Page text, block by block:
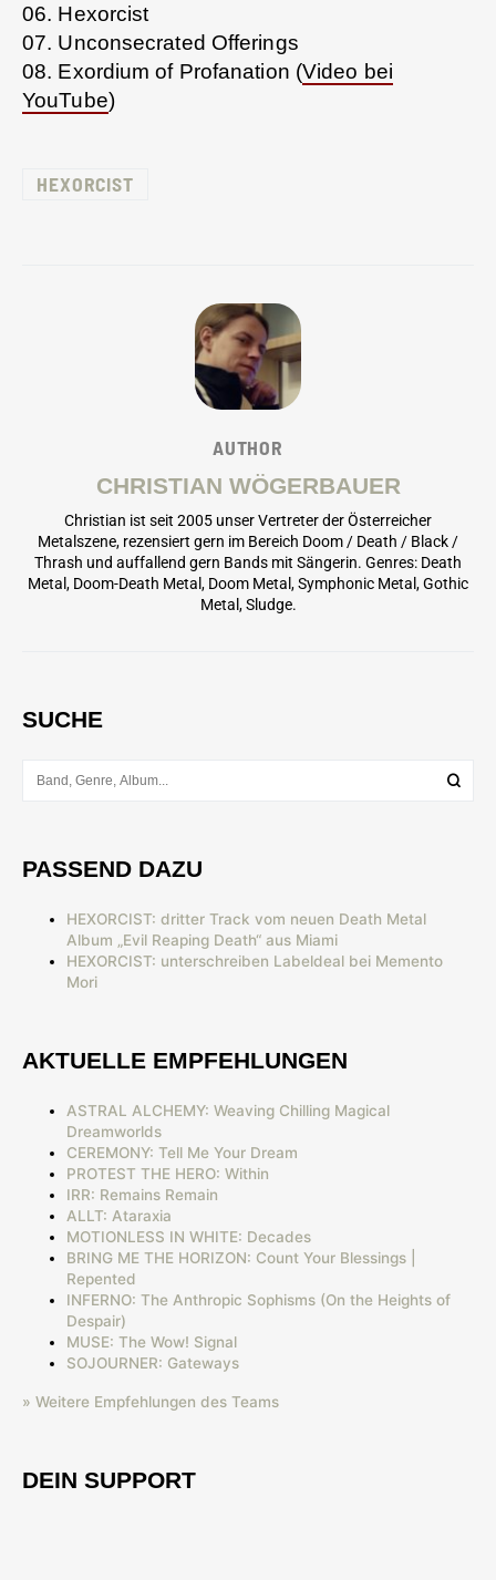
06. Hexorcist
07. Unconsecrated Offerings
08. Exordium of Profanation (Video bei
YouTube)
HEXORCIST
AUTHOR
CHRISTIAN WÖGERBAUER
Christian ist seit 2005 unser Vertreter der Österreicher
Metalszene, rezensiert gern im Bereich Doom / Death / Black /
Thrash und auffallend gern Bands mit Sängerin. Genres: Death
Metal, Doom-Death Metal, Doom Metal, Symphonic Metal, Gothic
Metal, Sludge.
SUCHE
PASSEND DAZU
HEXORCIST: dritter Track vom neuen Death Metal
Album „Evil Reaping Death“ aus Miami
HEXORCIST: unterschreiben Labeldeal bei Memento
Mori
AKTUELLE EMPFEHLUNGEN
ASTRAL ALCHEMY: Weaving Chilling Magical
Dreamworlds
CEREMONY: Tell Me Your Dream
PROTEST THE HERO: Within
IRR: Remains Remain
ALLT: Ataraxia
MOTIONLESS IN WHITE: Decades
BRING ME THE HORIZON: Count Your Blessings |
Repented
INFERNO: The Anthropic Sophisms (On the Heights of
Despair)
MUSE: The Wow! Signal
SOJOURNER: Gateways
» Weitere Empfehlungen des Teams
DEIN SUPPORT